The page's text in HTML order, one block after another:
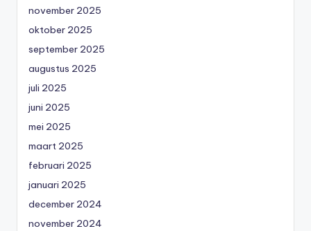
november 2025
oktober 2025
september 2025
augustus 2025
juli 2025
juni 2025
mei 2025
maart 2025
februari 2025
januari 2025
december 2024
november 2024